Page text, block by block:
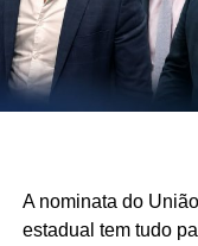
A nominata do
estadual tem tudo